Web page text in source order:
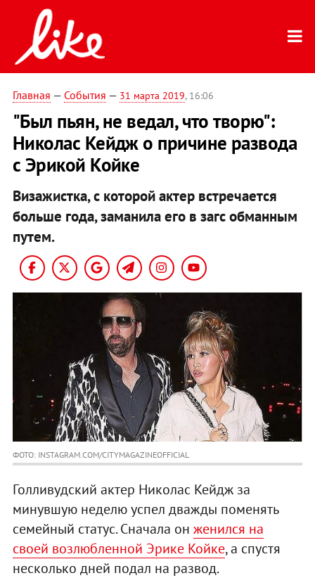
Главная — События — 31 марта 2019, 16:06
"Был пьян, не ведал, что творю":
Николас Кейдж о причине развода
с Эрикой Койке
Визажистка, с которой актер встречается
больше года, заманила его в загс обманным
путем.
ФОТО: INSTAGRAM.COM/CITYMAGAZINEOFFICIAL
Голливудский актер Николас Кейдж за
минувшую неделю успел дважды поменять
семейный статус. Сначала он женился на
своей возлюбленной Эрике Койке, а спустя
несколько дней подал на развод.